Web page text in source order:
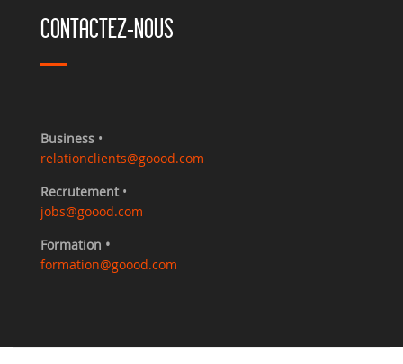
CONTACTEZ-NOUS
Business •
relationclients@goood.com
Recrutement •
jobs@goood.com
Formation •
formation@goood.com